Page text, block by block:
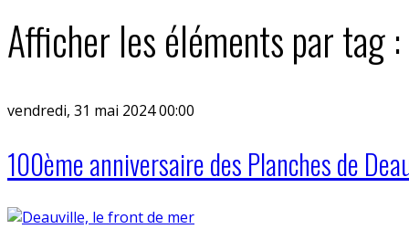
Afficher les éléments par tag
vendredi, 31 mai 2024 00:00
100ème anniversaire des Planches de